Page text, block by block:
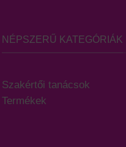
NÉPSZERŰ KATEGÓRIÁK
Szakértői tanácsok
Termékek